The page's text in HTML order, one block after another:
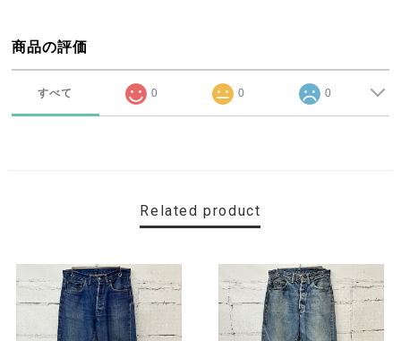
商品の評価
すべて 0 0 0
Related product